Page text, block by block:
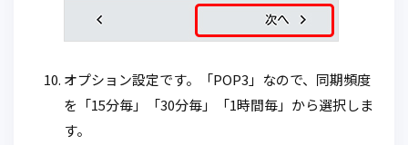
オプション設定です。「POP3」なので、同期頻度
を「15分毎」「30分毎」「1時間毎」から選択しま
す。